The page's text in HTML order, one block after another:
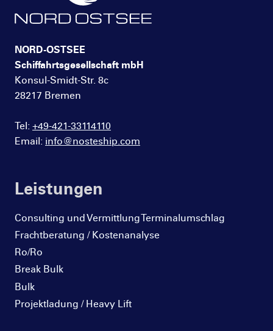
NORD-OSTSEE
Schiffahrtsgesellschaft mbH
Konsul-Smidt-Str. 8c
28217 Bremen
Tel: +49-421-33114110
Email: info@nosteship.com
Leistungen
Consulting und Vermittlung Terminalumschlag
Frachtberatung / Kostenanalyse
Ro/Ro
Break Bulk
Bulk
Projektladung / Heavy Lift